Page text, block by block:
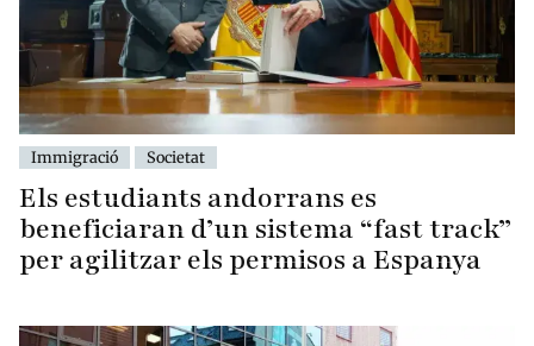
Immigració Societat
Els estudiants andorrans es
beneficiaran d’un sistema “fast track”
per agilitzar els permisos a Espanya